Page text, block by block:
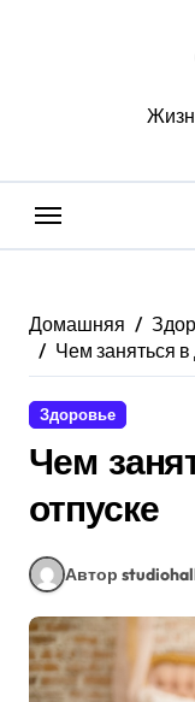
Домашняя
Чем заняться в
Здоровье
Чем
отпуске
Автор